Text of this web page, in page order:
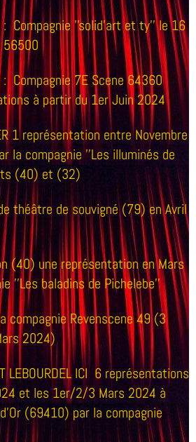
:Compagnie ''solid'art et ty'' le 16
56500
: Compagnie 7E Scene 64360
à partir du 1er Juin 2024
1 représentation entre Novembre
la compagnie ''Les illuminés de
(40) et (32)
théâtre de souvigné (79) en Avril
(40) une représentation en Mars
''Les baladins de Pichelebe''
compagnie Revenscene 49 (3
2024)
LEBOURDEL ICI 6 représentations
et les 1er/2/3 Mars 2024 à
(69410) par la compagnie